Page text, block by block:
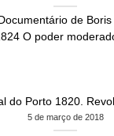
de
O poder
do Porto 1820.
5 de março de 2018